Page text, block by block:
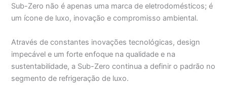
Sub-Zero não é apenas uma marca de eletrodomésticos; é
um ícone de luxo, inovação e compromisso ambiental.
Através de constantes inovações tecnológicas, design
impecável e um forte enfoque na qualidade e na
sustentabilidade, a Sub-Zero continua a definir o padrão no
segmento de refrigeração de luxo.